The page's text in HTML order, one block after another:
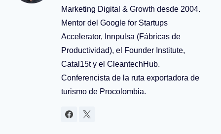
Marketing Digital & Growth desde 2004.
Mentor del Google for Startups
Accelerator, Innpulsa (Fábricas de
Productividad), el Founder Institute,
Catal15t y el CleantechHub.
Conferencista de la ruta exportadora de
turismo de Procolombia.